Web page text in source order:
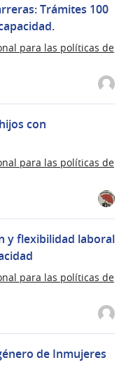
Trámites 100
para las políticas de
con
para las políticas de
y flexibilidad laboral
para las políticas de
de Inmujeres